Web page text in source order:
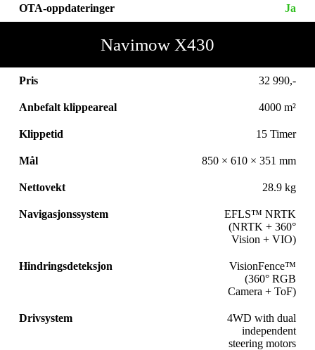
OTA-oppdateringer Ja
Navimow X430
Pris 32 990,-
Anbefalt klippeareal 4000 m²
Klippetid 15 Timer
Mål 850 × 610 × 351 mm
Nettovekt 28.9 kg
Navigasjonssystem
EFLS™ NRTK
(NRTK + 360°
Vision + VIO)
Hindringsdeteksjon
VisionFence™
(360° RGB
Camera + ToF)
Drivsystem
4WD with dual
independent
steering motors